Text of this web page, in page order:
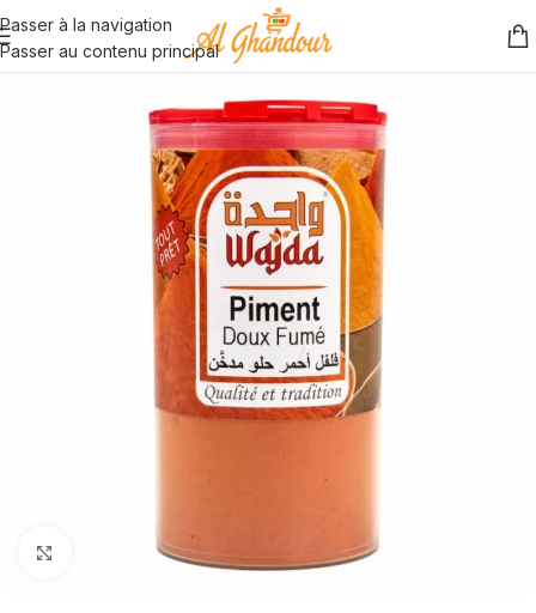
Passer à la navigation
Passer au contenu principal
Cliquez pour agrandir